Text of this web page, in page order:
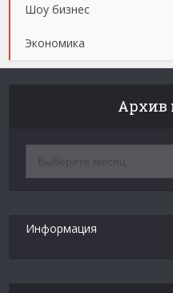
Шоу бизнес
Экономика
Архив
новостей
Информация